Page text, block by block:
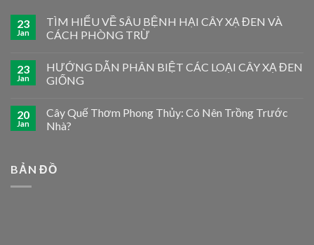
23
Jan
TÌM HIỂU VỀ SÂU BỆNH HẠI CÂY XẠ ĐEN VÀ
CÁCH PHÒNG TRỪ
23
Jan
HƯỚNG DẪN PHÂN BIỆT CÁC LOẠI CÂY XẠ ĐEN
GIỐNG
20
Jan
Cây Quế Thơm Phong Thủy: Có Nên Trồng Trước
Nhà?
BẢN ĐỒ